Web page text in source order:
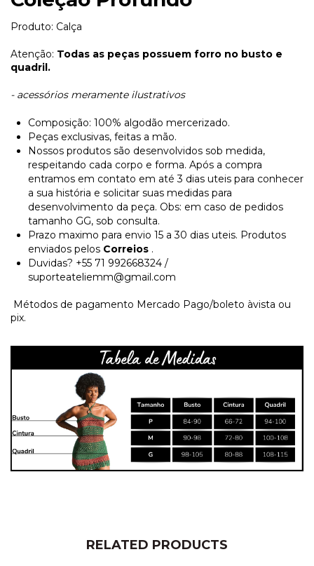
Produto: Calça
Atenção: Todas as peças possuem forro no busto e
quadril.
- acessórios meramente ilustrativos
Composição: 100% algodão mercerizado.
Peças exclusivas, feitas a mão.
Nossos produtos são desenvolvidos sob medida,
respeitando cada corpo e forma. Após a compra
entramos em contato em até 3 dias uteis para conhecer
a sua história e solicitar suas medidas para
desenvolvimento da peça. Obs: em caso de pedidos
tamanho GG, sob consulta.
Prazo maximo para envio 15 a 30 dias uteis. Produtos
enviados pelos Correios .
Duvidas? +55 71 992668324 /
suporteateliemm@gmail.com
Métodos de pagamento Mercado Pago/boleto àvista ou
pix.
RELATED PRODUCTS